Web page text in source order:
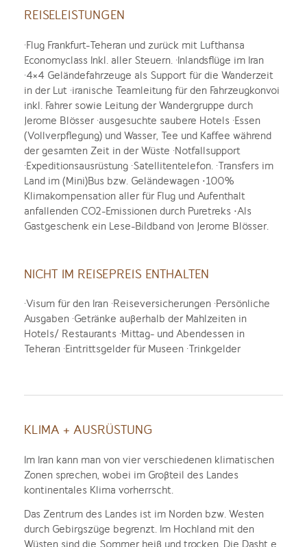
REISELEISTUNGEN
·Flug Frankfurt-Teheran und zurück mit Lufthansa
Economyclass Inkl. aller Steuern. ·Inlandsflüge im Iran
·4×4 Geländefahrzeuge als Support für die Wanderzeit
in der Lut ·iranische Teamleitung für den Fahrzeugkonvoi
inkl. Fahrer sowie Leitung der Wandergruppe durch
Jerome Blösser ·ausgesuchte saubere Hotels ·Essen
(Vollverpflegung) und Wasser, Tee und Kaffee während
der gesamten Zeit in der Wüste ·Notfallsupport
·Expeditionsausrüstung ·Satellitentelefon. ·Transfers im
Land im (Mini)Bus bzw. Geländewagen •100%
Klimakompensation aller für Flug und Aufenthalt
anfallenden CO2-Emissionen durch Puretreks •Als
Gastgeschenk ein Lese-Bildband von Jerome Blösser.
NICHT IM REISEPREIS ENTHALTEN
·Visum für den Iran ·Reiseversicherungen ·Persönliche
Ausgaben ·Getränke außerhalb der Mahlzeiten in
Hotels/ Restaurants ·Mittag- und Abendessen in
Teheran ·Eintrittsgelder für Museen ·Trinkgelder
KLIMA + AUSRÜSTUNG
Im Iran kann man von vier verschiedenen klimatischen
Zonen sprechen, wobei im Großteil des Landes
kontinentales Klima vorherrscht.
Das Zentrum des Landes ist im Norden bzw. Westen
durch Gebirgszüge begrenzt. Im Hochland mit den
Wüsten sind die Sommer heiß und trocken. Die Dasht e